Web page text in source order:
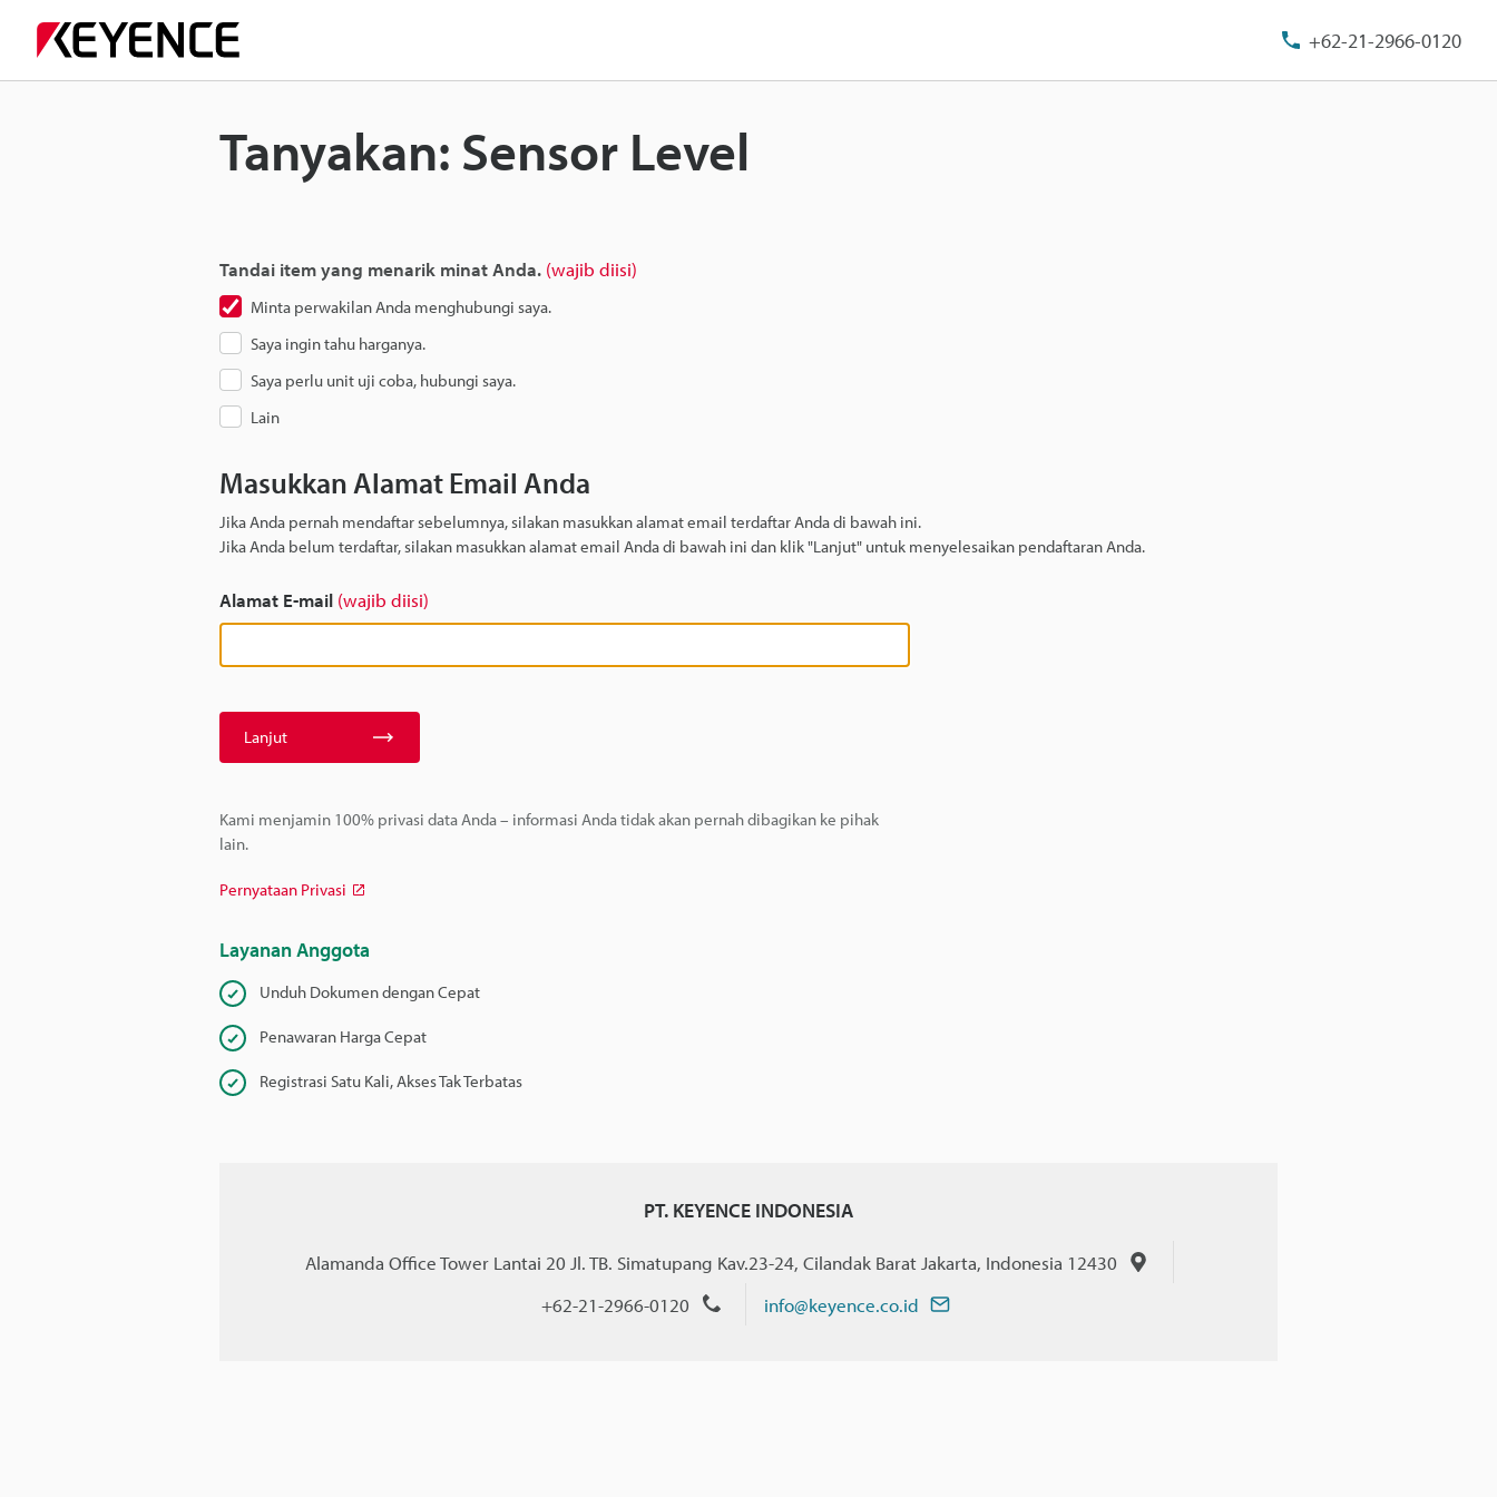
+62-21-2966-0120
Tanyakan: Sensor Level
Tandai item yang menarik minat Anda. (wajib diisi)
Minta perwakilan Anda menghubungi saya.
Saya ingin tahu harganya.
Saya perlu unit uji coba, hubungi saya.
Lain
Masukkan Alamat Email Anda
Jika Anda pernah mendaftar sebelumnya, silakan masukkan alamat email terdaftar Anda di bawah ini.
Jika Anda belum terdaftar, silakan masukkan alamat email Anda di bawah ini dan klik "Lanjut" untuk menyelesaikan pendaftaran Anda.
Alamat E-mail (wajib diisi)
Lanjut
Kami menjamin 100% privasi data Anda – informasi Anda tidak akan pernah dibagikan ke pihak
lain.
Pernyataan Privasi
Layanan Anggota
Unduh Dokumen dengan Cepat
Penawaran Harga Cepat
Registrasi Satu Kali, Akses Tak Terbatas
PT. KEYENCE INDONESIA
Alamanda Office Tower Lantai 20 Jl. TB. Simatupang Kav.23-24, Cilandak Barat Jakarta, Indonesia 12430
+62-21-2966-0120
info@keyence.co.id